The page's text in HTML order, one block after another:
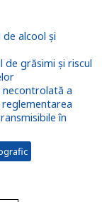
de alcool și
de grăsimi și riscul
necontrolată a
în